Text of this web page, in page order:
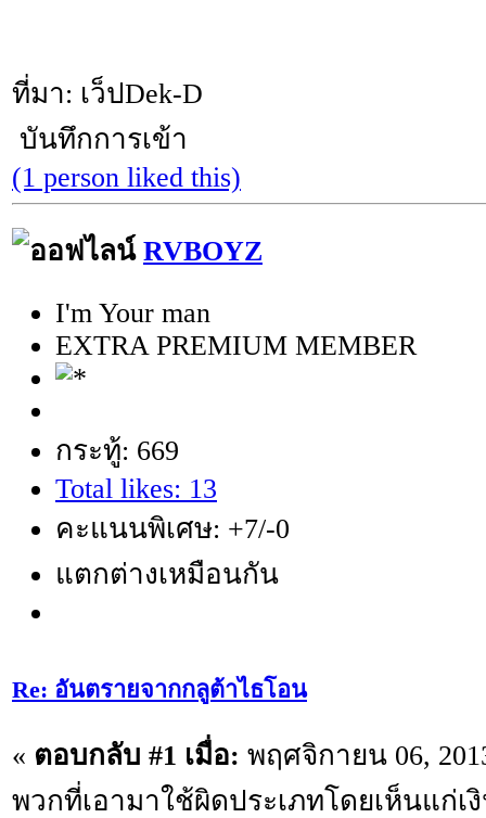
ที่มา: เว็ปDek-D
บันทึกการเข้า
(1 person liked this)
RVBOYZ
I'm Your man
EXTRA PREMIUM MEMBER
กระทู้: 669
Total likes: 13
คะแนนพิเศษ: +7/-0
แตกต่างเหมือนกัน
Re: อันตรายจากกลูต้าไธโอน
« ตอบกลับ #1 เมื่อ: พฤศจิกายน 06,
พวกที่เอามาใช้ผิดประเภทโดยเห็นแก่เ